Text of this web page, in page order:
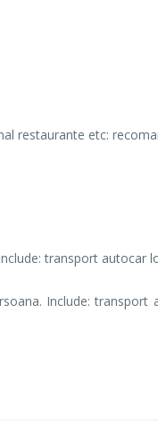
restaurante etc:
transport
Include: